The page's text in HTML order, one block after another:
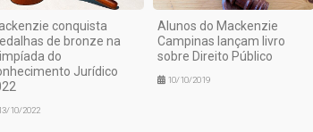
conquista
de bronze na
do
Jurídico
10/2022
Alunos do Mackenzie
Campinas lançam livro
sobre Direito Público
10/10/2019